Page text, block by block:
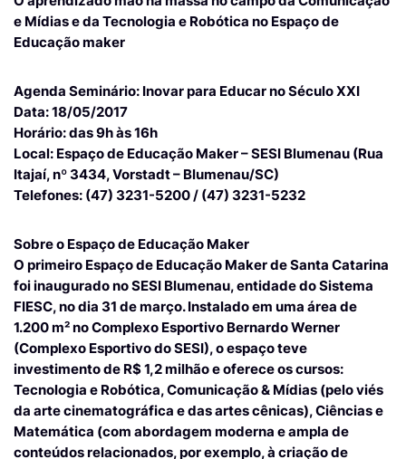
e Mídias e da Tecnologia e Robótica no Espaço de
Educação maker
Agenda Seminário: Inovar para Educar no Século XXI
Data: 18/05/2017
Horário: das 9h às 16h
Local: Espaço de Educação Maker – SESI Blumenau (Rua
Itajaí, nº 3434, Vorstadt – Blumenau/SC)
Telefones: (47) 3231-5200 / (47) 3231-5232
Sobre o Espaço de Educação Maker
O primeiro Espaço de Educação Maker de Santa Catarina
foi inaugurado no SESI Blumenau, entidade do Sistema
FIESC, no dia 31 de março. Instalado em uma área de
1.200 m² no Complexo Esportivo Bernardo Werner
(Complexo Esportivo do SESI), o espaço teve
investimento de R$ 1,2 milhão e oferece os cursos:
Tecnologia e Robótica, Comunicação & Mídias (pelo viés
da arte cinematográfica e das artes cênicas), Ciências e
Matemática (com abordagem moderna e ampla de
conteúdos relacionados, por exemplo, à criação de